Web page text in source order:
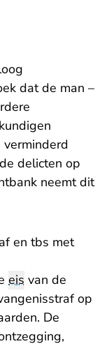
dat de man –
delicten op
neemt dit
en tbs met
eis van de
op
De